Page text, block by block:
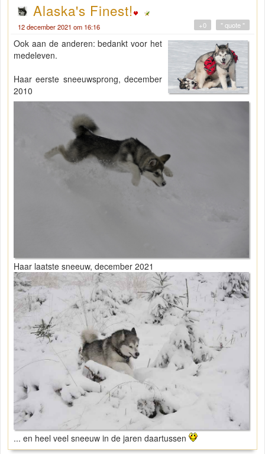
Alaska's Finest!
12 december 2021 om 16:16 " quote "
+0
Ook aan de anderen: bedankt voor het
medeleven.
Haar eerste sneeuwsprong, december
2010
Haar laatste sneeuw, december 2021
... en heel veel sneeuw in de jaren daartussen